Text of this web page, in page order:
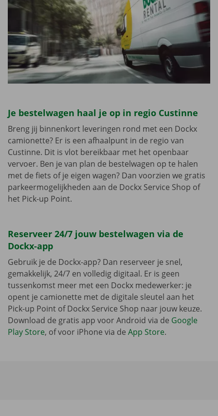
Je bestelwagen haal je op in regio Custinne
Breng jij binnenkort leveringen rond met een Dockx
camionette? Er is een afhaalpunt in de regio van
Custinne. Dit is vlot bereikbaar met het openbaar
vervoer. Ben je van plan de bestelwagen op te halen
met de fiets of je eigen wagen? Dan voorzien we gratis
parkeermogelijkheden aan de Dockx Service Shop of
het Pick-up Point.
Reserveer 24/7 jouw bestelwagen via de
Dockx-app
Gebruik je de Dockx-app? Dan reserveer je snel,
gemakkelijk, 24/7 en volledig digitaal. Er is geen
tussenkomst meer met een Dockx medewerker: je
opent je camionette met de digitale sleutel aan het
Pick-up Point of Dockx Service Shop naar jouw keuze.
Download de gratis app voor Android via de Google
Play Store, of voor iPhone via de App Store.